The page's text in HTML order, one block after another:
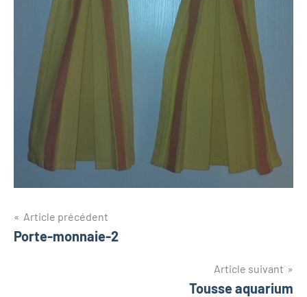
Navigation
de
Article précédent
Porte-monnaie-2
Article suivant
Tousse aquarium